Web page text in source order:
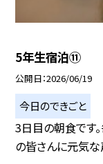
5年生宿泊⑪
公開日 2026/06/19
今日のできごと
3日目の朝食です
の皆さんに元気